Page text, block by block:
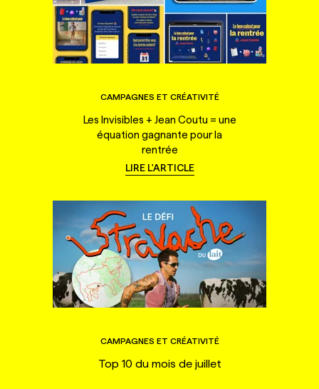
CAMPAGNES ET CRÉATIVITÉ
Les Invisibles + Jean Coutu = une
équation gagnante pour la
rentrée
LIRE L'ARTICLE
CAMPAGNES ET CRÉATIVITÉ
Top 10 du mois de juillet